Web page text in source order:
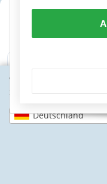
Wähle dein Lieferland,
Standort zu sehen.
Deutschland